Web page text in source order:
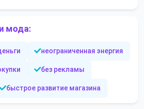
мода:
неограниченная энергия
без рекламы
быстрое развитие магазина